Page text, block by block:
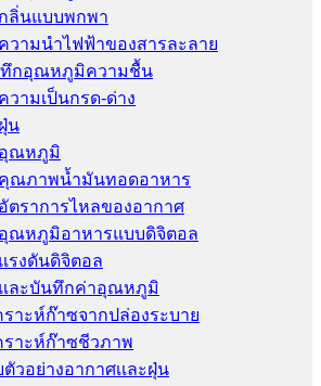
ลิ่นแบบพกพา
วามนําไฟฟ้าของสารละลาย
ทึกอุณหภูมิความชื้น
วามเป็นกรด-ด่าง
น
ณหภูมิ
คุณภาพน้ำมันทอดอาหาร
ตราการไหลของอากาศ
อุณหภูมิอาหารแบบดิจิตอล
รงดันดิจิตอล
และบันทึกค่าอุณหภูมิ
ราะห์ก๊าซจากปล่องระบาย
ราะห์ก๊าซชีวภาพ
ตัวอย่างอากาศเเละฝุ่น